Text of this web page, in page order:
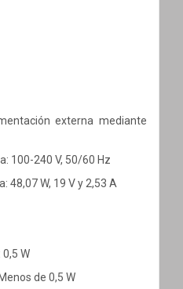
externa mediante
100-240 V, 50/60 Hz
48,07 W, 19 V y 2,53 A
W
de 0,5 W